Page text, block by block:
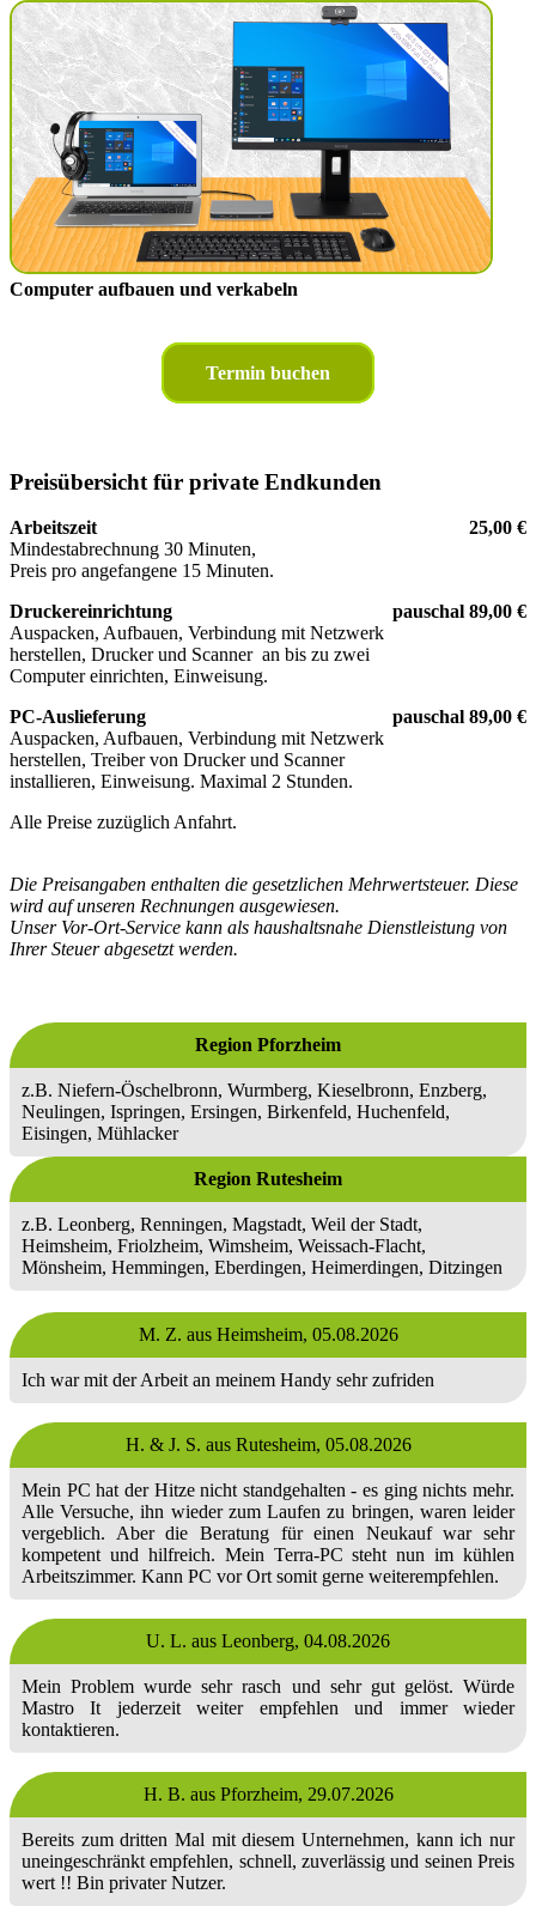
Computer aufbauen und verkabeln
Termin buchen
Preisübersicht für private Endkunden
Arbeitszeit
Mindestabrechnung 30 Minuten,
Preis pro angefangene 15 Minuten.
25,00 €
Druckereinrichtung
Auspacken, Aufbauen, Verbindung mit Netzwerk
herstellen, Drucker und Scanner an bis zu zwei
Computer einrichten, Einweisung.
pauschal 89,00 €
PC-Auslieferung
Auspacken, Aufbauen, Verbindung mit Netzwerk
herstellen, Treiber von Drucker und Scanner
installieren, Einweisung. Maximal 2 Stunden.
pauschal 89,00 €
Alle Preise zuzüglich Anfahrt.
Die Preisangaben enthalten die gesetzlichen Mehrwertsteuer. Diese
wird auf unseren Rechnungen ausgewiesen.
Unser Vor-Ort-Service kann als haushaltsnahe Dienstleistung von
Ihrer Steuer abgesetzt werden.
Region Pforzheim
z.B. Niefern-Öschelbronn, Wurmberg, Kieselbronn, Enzberg,
Neulingen, Ispringen, Ersingen, Birkenfeld, Huchenfeld,
Eisingen, Mühlacker
Region Rutesheim
z.B. Leonberg, Renningen, Magstadt, Weil der Stadt,
Heimsheim, Friolzheim, Wimsheim, Weissach-Flacht,
Mönsheim, Hemmingen, Eberdingen, Heimerdingen, Ditzingen
M. Z. aus Heimsheim, 05.08.2026
Ich war mit der Arbeit an meinem Handy sehr zufriden
H. & J. S. aus Rutesheim, 05.08.2026
Mein PC hat der Hitze nicht standgehalten - es ging nichts mehr.
Alle Versuche, ihn wieder zum Laufen zu bringen, waren leider
vergeblich. Aber die Beratung für einen Neukauf war sehr
kompetent und hilfreich. Mein Terra-PC steht nun im kühlen
Arbeitszimmer. Kann PC vor Ort somit gerne weiterempfehlen.
U. L. aus Leonberg, 04.08.2026
Mein Problem wurde sehr rasch und sehr gut gelöst. Würde
Mastro It jederzeit weiter empfehlen und immer wieder
kontaktieren.
H. B. aus Pforzheim, 29.07.2026
Bereits zum dritten Mal mit diesem Unternehmen, kann ich nur
uneingeschränkt empfehlen, schnell, zuverlässig und seinen Preis
wert !! Bin privater Nutzer.